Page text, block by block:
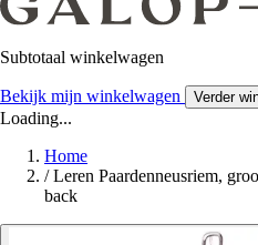
Subtotaal winkelwagen
Bekijk mijn winkelwagen Verder
Loading...
Home
/ Leren Paardenneusriem,
back